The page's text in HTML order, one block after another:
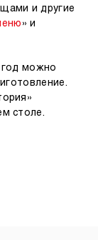
и другие
» и
год можно
столе.